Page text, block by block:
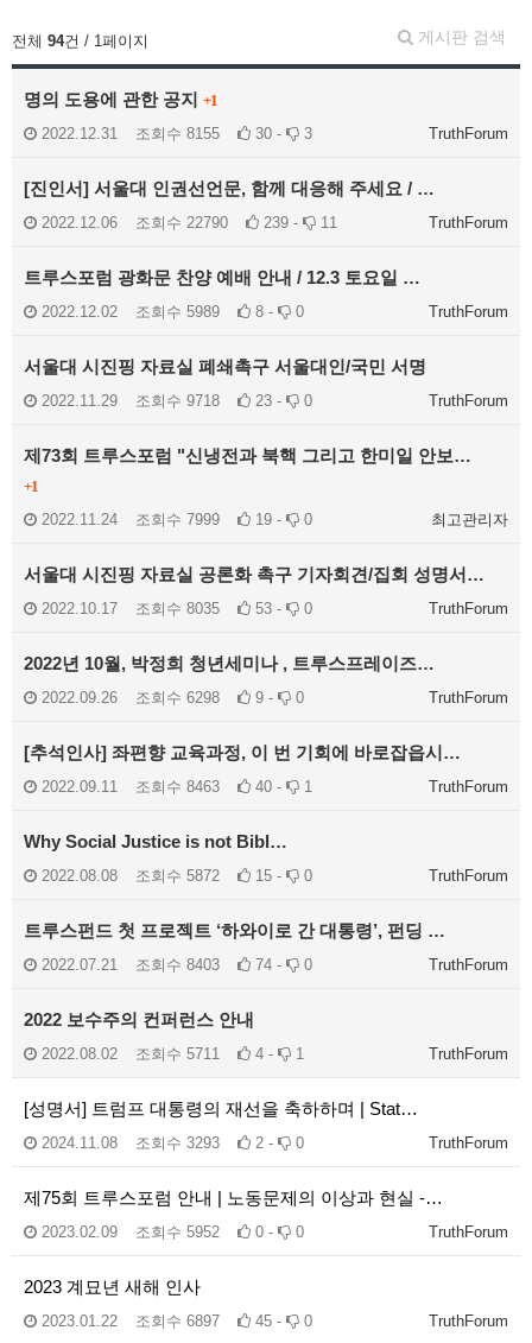
게시판 검색
전체 94건 / 1페이지
명의 도용에 관한 공지 +1
TruthForum
2022.12.31 조회수 8155 30 - 3
[진인서] 서울대 인권선언문, 함께 대응해 주세요 / …
TruthForum
2022.12.06 조회수 22790 239 - 11
트루스포럼 광화문 찬양 예배 안내 / 12.3 토요일 …
TruthForum
2022.12.02 조회수 5989 8 - 0
서울대 시진핑 자료실 폐쇄촉구 서울대인/국민 서명
TruthForum
2022.11.29 조회수 9718 23 - 0
제73회 트루스포럼 "신냉전과 북핵 그리고 한미일 안보…
+1
최고관리자
2022.11.24 조회수 7999 19 - 0
서울대 시진핑 자료실 공론화 촉구 기자회견/집회 성명서…
TruthForum
2022.10.17 조회수 8035 53 - 0
2022년 10월, 박정희 청년세미나 , 트루스프레이즈…
TruthForum
2022.09.26 조회수 6298 9 - 0
[추석인사] 좌편향 교육과정, 이 번 기회에 바로잡읍시…
TruthForum
2022.09.11 조회수 8463 40 - 1
Why Social Justice is not Bibl…
TruthForum
2022.08.08 조회수 5872 15 - 0
트루스펀드 첫 프로젝트 ‘하와이로 간 대통령’, 펀딩 …
TruthForum
2022.07.21 조회수 8403 74 - 0
2022 보수주의 컨퍼런스 안내
TruthForum
2022.08.02 조회수 5711 4 - 1
[성명서] 트럼프 대통령의 재선을 축하하며 | Stat…
TruthForum
2024.11.08 조회수 3293 2 - 0
제75회 트루스포럼 안내 | 노동문제의 이상과 현실 -…
TruthForum
2023.02.09 조회수 5952 0 - 0
2023 계묘년 새해 인사
TruthForum
2023.01.22 조회수 6897 45 - 0